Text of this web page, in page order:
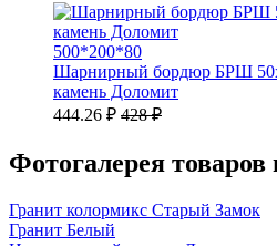
500*200*80
Шарнирный бордюр БРШ
камень Доломит
444.26 ₽ 428 ₽
Фотогалерея товаров
Гранит колормикс Старый Замок
Гранит Белый